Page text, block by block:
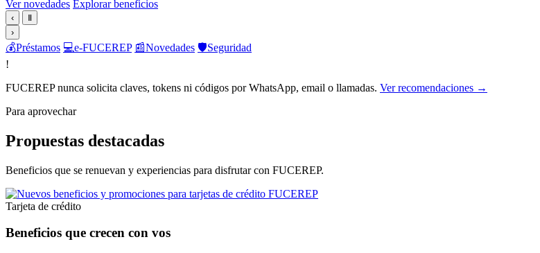
Ver novedades Explorar beneficios
‹
Ⅱ
›
💰Préstamos 💻e-FUCEREP 📰Novedades 🛡️Seguridad
!
FUCEREP nunca solicita claves, tokens ni códigos por WhatsApp, email o llamadas. Ver recomendaciones →
Para aprovechar
Propuestas destacadas
Beneficios que se renuevan y experiencias para disfrutar con FUCEREP.
Tarjeta de crédito
Beneficios que crecen con vos